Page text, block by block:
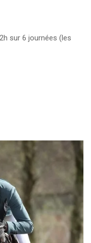
sur 6 journées (les